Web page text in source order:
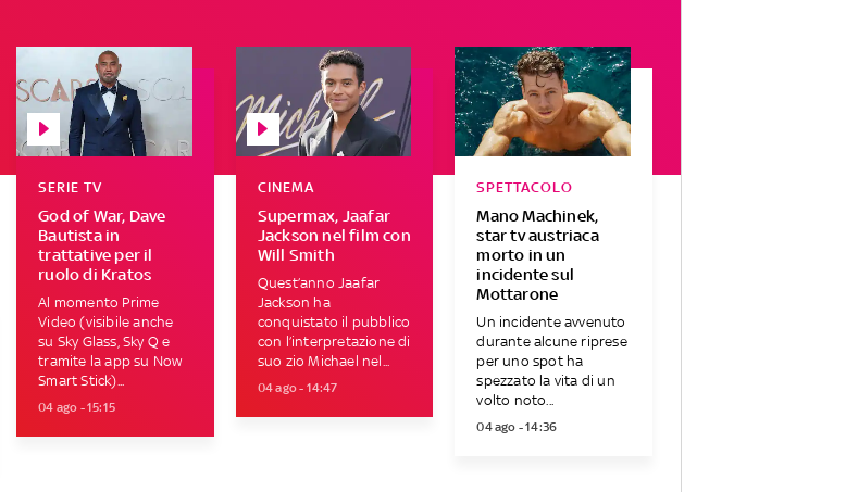
God of War, Dave
Bautista in
trattative per il
ruolo di Kratos
SERIE TV
Al momento Prime
Video (visibile anche
su Sky Glass, Sky Q e
tramite la app su Now
Smart Stick)...
04 ago - 15:15
Supermax, Jaafar
Jackson nel film con
Will Smith
CINEMA
Quest’anno Jaafar
Jackson ha
conquistato il pubblico
con l’interpretazione di
suo zio Michael nel...
04 ago - 14:47
Mano Machinek,
star tv austriaca
morto in un
incidente sul
Mottarone
SPETTACOLO
Un incidente avvenuto
durante alcune riprese
per uno spot ha
spezzato la vita di un
volto noto...
04 ago - 14:36